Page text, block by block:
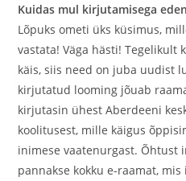
Kuidas mul kirjutamisega
Lõpuks ometi üks küsimus,
vastata! Väga hästi! Tegelikult
käis, siis need on juba uudist
kirjutatud looming jõuab
kirjutasin ühest Aberdeeni
koolitusest, mille käigus
inimese vaatenurgast. Õhtust
pannakse kokku e-raamat,